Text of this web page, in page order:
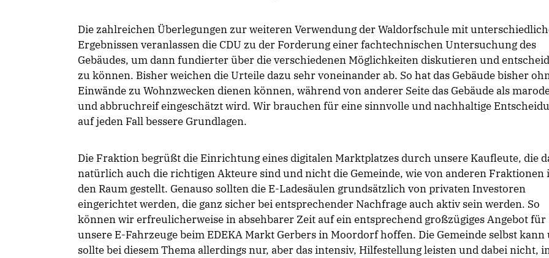
Die zahlreichen Überlegungen zur weiteren Verwendung der Waldorfschule mit
Ergebnissen veranlassen die CDU zu der Forderung einer fachtechnischen Untersuchung des
Gebäudes, um dann fundierter über die verschiedenen Möglichkeiten diskutieren und
zu können. Bisher weichen die Urteile dazu sehr voneinander ab. So hat das Gebäude bisher
Einwände zu Wohnzwecken dienen können, während von anderer Seite das Gebäude als
und abbruchreif eingeschätzt wird. Wir brauchen für eine sinnvolle und nachhaltige
auf jeden Fall bessere Grundlagen.
Die Fraktion begrüßt die Einrichtung eines digitalen Marktplatzes durch unsere Kaufleute, die
natürlich auch die richtigen Akteure sind und nicht die Gemeinde, wie von anderen Fraktionen
den Raum gestellt. Genauso sollten die E-Ladesäulen grundsätzlich von privaten Investoren
eingerichtet werden, die ganz sicher bei entsprechender Nachfrage auch aktiv sein werden. So
können wir erfreulicherweise in absehbarer Zeit auf ein entsprechend großzügiges Angebot für
unsere E-Fahrzeuge beim EDEKA Markt Gerbers in Moordorf hoffen. Die Gemeinde selbst kann
sollte bei diesem Thema allerdings nur, aber das intensiv, Hilfestellung leisten und dabei nicht,